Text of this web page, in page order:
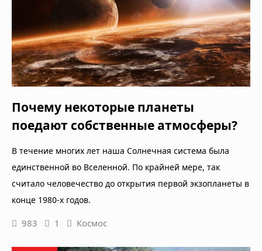
Почему некоторые планеты
поедают собственные атмосферы?
В течение многих лет наша Солнечная система была
единственной во Вселенной. По крайней мере, так
считало человечество до открытия первой экзопланеты в
конце 1980-х годов.
983 1 Космос